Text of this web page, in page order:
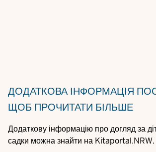
ДОДАТКОВА ІНФОРМАЦІЯ
ЩОБ ПРОЧИТАТИ БІЛЬШЕ
Додаткову інформацію про догляд за
садки можна знайти на Kitaportal.NRW.